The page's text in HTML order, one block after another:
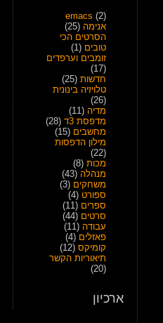
emacs (2)
אנימה (25)
הסרטים הכי
טובים (1)
זומבים וערפדים
(17)
חדשות (25)
טלויזיה בינונית
(26)
מדיה (11)
מדפסת 3ד
(28)
מחשבים (15)
מילון הדפסות
(22)
מכות (8)
מנהלה (43)
משחקים (3)
ספורט (4)
ספרים (11)
סרטים (44)
עבודה (11)
פאזלים (4)
קומיקס (12)
תיאוריות הקשר
(20)
ארכיון